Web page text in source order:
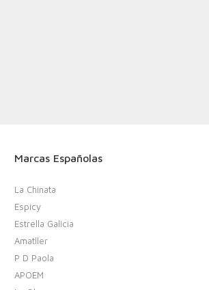
Marcas Españolas
La Chinata
Espicy
Estrella Galicia
Amatller
P D Paola
APOEM